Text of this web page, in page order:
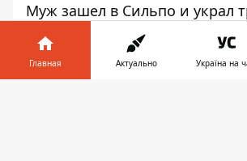
Муж зашел в Сильпо и украл
спрятал
одежду и направился на выход
помещения, но был замечен
Главная Актуально Україна на